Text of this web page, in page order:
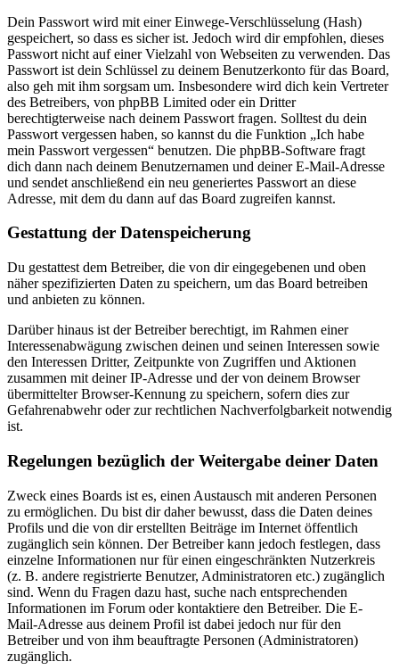
Dein Passwort wird mit einer Einwege-Verschlüsselung (Hash)
gespeichert, so dass es sicher ist. Jedoch wird dir empfohlen, dieses
Passwort nicht auf einer Vielzahl von Webseiten zu verwenden. Das
Passwort ist dein Schlüssel zu deinem Benutzerkonto für das Board,
also geh mit ihm sorgsam um. Insbesondere wird dich kein Vertreter
des Betreibers, von phpBB Limited oder ein Dritter
berechtigterweise nach deinem Passwort fragen. Solltest du dein
Passwort vergessen haben, so kannst du die Funktion „Ich habe
mein Passwort vergessen“ benutzen. Die phpBB-Software fragt
dich dann nach deinem Benutzernamen und deiner E-Mail-Adresse
und sendet anschließend ein neu generiertes Passwort an diese
Adresse, mit dem du dann auf das Board zugreifen kannst.
Gestattung der Datenspeicherung
Du gestattest dem Betreiber, die von dir eingegebenen und oben
näher spezifizierten Daten zu speichern, um das Board betreiben
und anbieten zu können.
Darüber hinaus ist der Betreiber berechtigt, im Rahmen einer
Interessenabwägung zwischen deinen und seinen Interessen sowie
den Interessen Dritter, Zeitpunkte von Zugriffen und Aktionen
zusammen mit deiner IP-Adresse und der von deinem Browser
übermittelter Browser-Kennung zu speichern, sofern dies zur
Gefahrenabwehr oder zur rechtlichen Nachverfolgbarkeit notwendig
ist.
Regelungen bezüglich der Weitergabe deiner Daten
Zweck eines Boards ist es, einen Austausch mit anderen Personen
zu ermöglichen. Du bist dir daher bewusst, dass die Daten deines
Profils und die von dir erstellten Beiträge im Internet öffentlich
zugänglich sein können. Der Betreiber kann jedoch festlegen, dass
einzelne Informationen nur für einen eingeschränkten Nutzerkreis
(z. B. andere registrierte Benutzer, Administratoren etc.) zugänglich
sind. Wenn du Fragen dazu hast, suche nach entsprechenden
Informationen im Forum oder kontaktiere den Betreiber. Die E-
Mail-Adresse aus deinem Profil ist dabei jedoch nur für den
Betreiber und von ihm beauftragte Personen (Administratoren)
zugänglich.